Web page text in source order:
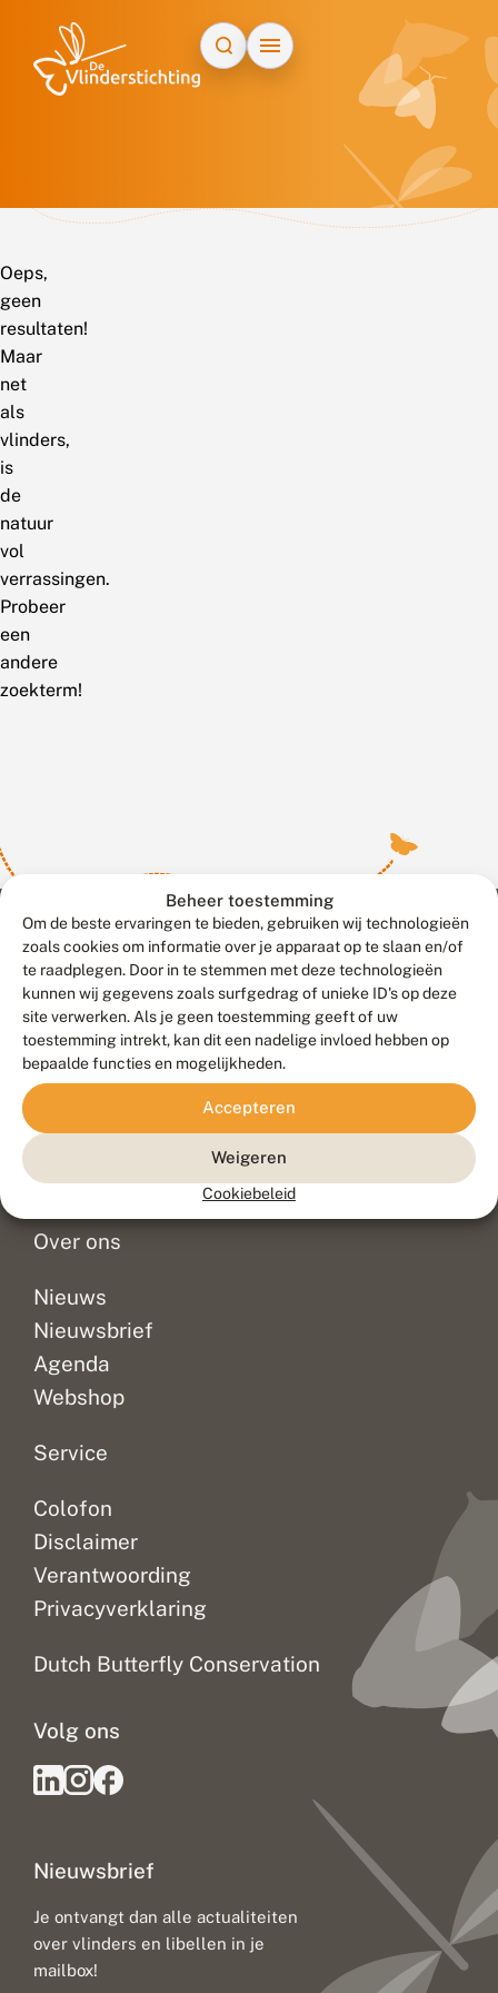
Beheer toestemming
Om de beste ervaringen te bieden, gebruiken wij technologieën
zoals cookies om informatie over je apparaat op te slaan en/of
te raadplegen. Door in te stemmen met deze technologieën
kunnen wij gegevens zoals surfgedrag of unieke ID's op deze
site verwerken. Als je geen toestemming geeft of uw
toestemming intrekt, kan dit een nadelige invloed hebben op
bepaalde functies en mogelijkheden.
Accepteren
Weigeren
Cookiebeleid
Oeps,
geen
resultaten!
Maar
net
als
vlinders,
is
de
natuur
vol
verrassingen.
Probeer
een
andere
zoekterm!
Contact
Veelgestelde vragen
Doneer
Over ons
Nieuws
Nieuwsbrief
Agenda
Webshop
Service
Colofon
Disclaimer
Verantwoording
Privacyverklaring
Dutch Butterfly Conservation
Nieuwsbrief
Je ontvangt dan alle actualiteiten
over vlinders en libellen in je
mailbox!
Volg ons
Meld waarnemingen© 2026 Vlinderstichting
Duurzaam ontwikkeld door
Go2People
, ontworpen door
Blue Field Agency
Privacy
Disclaimer
Sitemap